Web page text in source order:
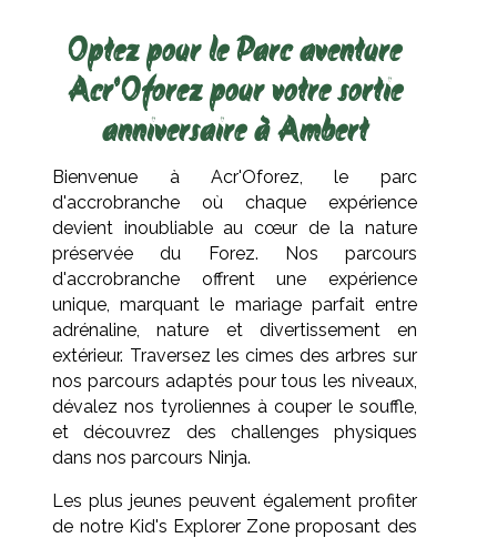
Optez pour le Parc aventure
Acr'Oforez pour votre sortie
anniversaire à Ambert
Bienvenue à Acr'Oforez, le parc
d'accrobranche où chaque expérience
devient inoubliable au cœur de la nature
préservée du Forez. Nos parcours
d'accrobranche offrent une expérience
unique, marquant le mariage parfait entre
adrénaline, nature et divertissement en
extérieur. Traversez les cimes des arbres sur
nos parcours adaptés pour tous les niveaux,
dévalez nos tyroliennes à couper le souffle,
et découvrez des challenges physiques
dans nos parcours Ninja.
Les plus jeunes peuvent également profiter
de notre Kid's Explorer Zone proposant des